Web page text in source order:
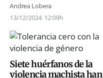
Andrea Lobera
13/12/2024 12:09h
Siete huérfanos de la
violencia machista han